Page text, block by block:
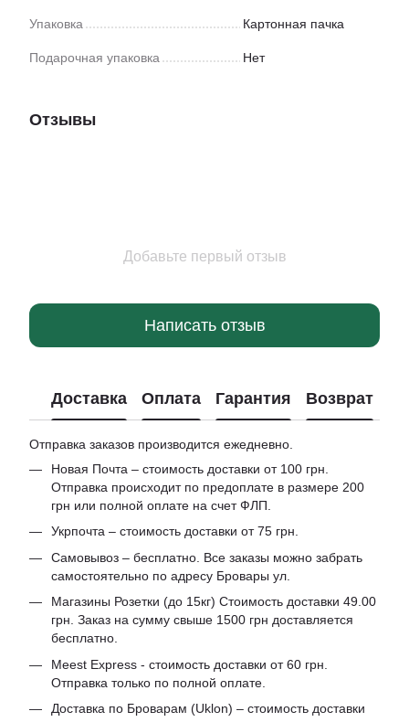
Упаковка Картонная пачка
Подарочная упаковка Нет
Отзывы
Добавьте первый отзыв
Написать отзыв
Доставка Оплата Гарантия Возврат
Отправка заказов производится ежедневно.
Новая Почта – стоимость доставки от 100 грн.
Отправка происходит по предоплате в размере 200
грн или полной оплате на счет ФЛП.
Укрпочта – стоимость доставки от 75 грн.
Самовывоз – бесплатно. Все заказы можно забрать
самостоятельно по адресу Бровары ул.
Магазины Розетки (до 15кг) Стоимость доставки 49.00
грн. Заказ на сумму свыше 1500 грн доставляется
бесплатно.
Meest Express - стоимость доставки от 60 грн.
Отправка только по полной оплате.
Доставка по Броварам (Uklon) – стоимость доставки